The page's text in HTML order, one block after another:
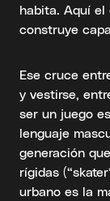
habita. Aquí el
construye
Ese cruce
y vestirse,
ser un juego
lenguaje
generación
rígidas
urbano es la